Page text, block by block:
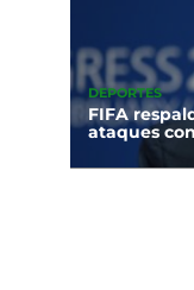
DEPORTES
FIFA
ataques